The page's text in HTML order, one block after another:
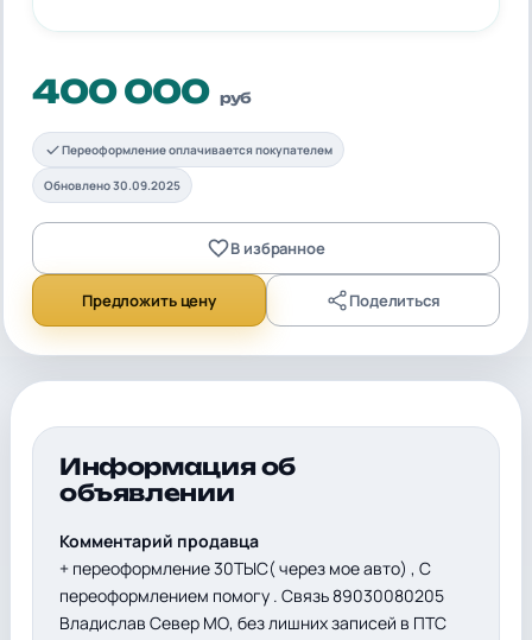
400 000 руб
Переоформление оплачивается покупателем
Обновлено 30.09.2025
В избранное
Предложить цену Поделиться
Информация об
объявлении
Комментарий продавца
+ переоформление 30ТЫС( через мое авто) , С
переоформлением помогу . Связь 89030080205
Владислав Север МО, без лишних записей в ПТС